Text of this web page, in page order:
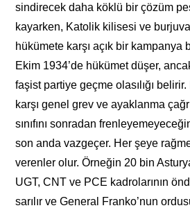
sindirecek daha köklü bir çözüm
kayarken, Katolik kilisesi ve
hükümete karşı açık bir kampanya
Ekim 1934’de hükümet düşer,
faşist partiye geçme olasılığı
karşı genel grev ve ayaklanma
sınıfını sonradan
son anda vazgeçer. Her şeye
verenler olur. Örneğin 20 bin
UGT, CNT ve PCE kadrolarının
sarılır ve General Franko’nun